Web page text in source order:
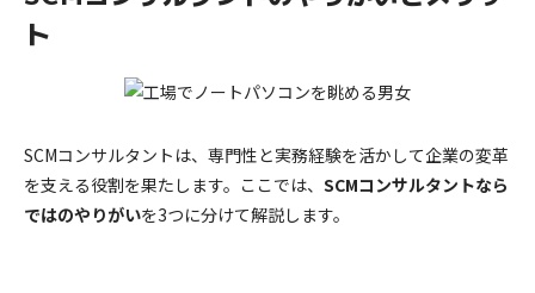
ト
SCMコンサルタントは、専門性と実務経験を活かして企業の変革
を支える役割を果たします。ここでは、 SCMコンサルタントなら
ではのやりがいを3つに分けて解説します。